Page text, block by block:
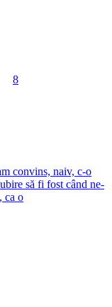
8
convins, naiv, c-o
să fi fost când ne-
ca o